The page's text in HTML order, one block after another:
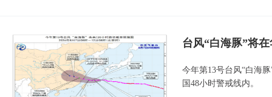
台风“白海豚”将
今年第13号台风“白海
国48小时警戒线内。